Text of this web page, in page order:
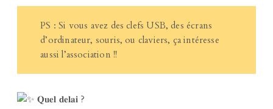
PS : Si vous avez des clefs USB, des écrans
d’ordinateur, souris, ou claviers, ça intéresse
aussi l’association !!
𝐐𝐮𝐞𝐥 𝐝𝐞𝐥𝐚𝐢 ?